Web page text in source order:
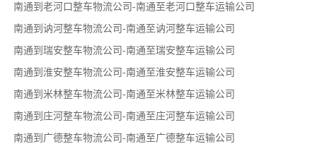
南通到老河口整车物流公司-南通至老河口整车运输公司
南通到讷河整车物流公司-南通至讷河整车运输公司
南通到瑞安整车物流公司-南通至瑞安整车运输公司
南通到淮安整车物流公司-南通至淮安整车运输公司
南通到米林整车物流公司-南通至米林整车运输公司
南通到庄河整车物流公司-南通至庄河整车运输公司
南通到广德整车物流公司-南通至广德整车运输公司